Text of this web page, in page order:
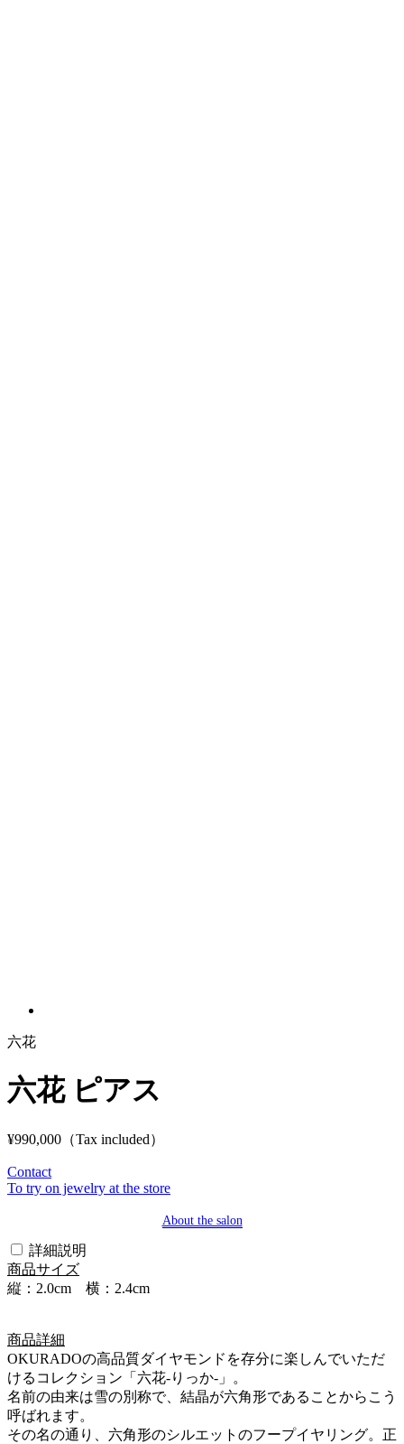
六花
六花 ピアス
¥990,000 （Tax included）
Contact
To try on jewelry at the store
About the salon
詳細説明
商品サイズ
縦：2.0cm 横：2.4cm
商品詳細
OKURADOの高品質ダイヤモンドを存分に楽しんでいただ
けるコレクション「六花-りっか-」。
名前の由来は雪の別称で、結晶が六角形であることからこう
呼ばれます。
その名の通り、六角形のシルエットのフープイヤリング。正